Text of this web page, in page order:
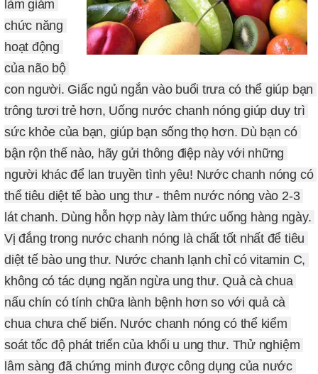
làm giảm
chức năng
hoạt động
của não bộ
con người. Giấc ngủ ngắn vào buổi trưa có thể giúp bạn
trông tươi trẻ hơn, Uống nước chanh nóng giúp duy trì
sức khỏe của bạn, giúp bạn sống thọ hơn. Dù bạn có
bận rộn thế nào, hãy gửi thông điệp này với những
người khác để lan truyền tình yêu! Nước chanh nóng có
thể tiêu diệt tế bào ung thư - thêm nước nóng vào 2-3
lát chanh. Dùng hỗn hợp này làm thức uống hàng ngày.
Vị đắng trong nước chanh nóng là chất tốt nhất để tiêu
diệt tế bào ung thư. Nước chanh lạnh chỉ có vitamin C,
không có tác dụng ngăn ngừa ung thư. Quả cà chua
nấu chín có tính chữa lành bệnh hơn so với quả cà
chua chưa chế biến. Nước chanh nóng có thể kiểm
soát tốc độ phát triển của khối u ung thư. Thử nghiệm
lâm sàng đã chứng minh được công dụng của nước